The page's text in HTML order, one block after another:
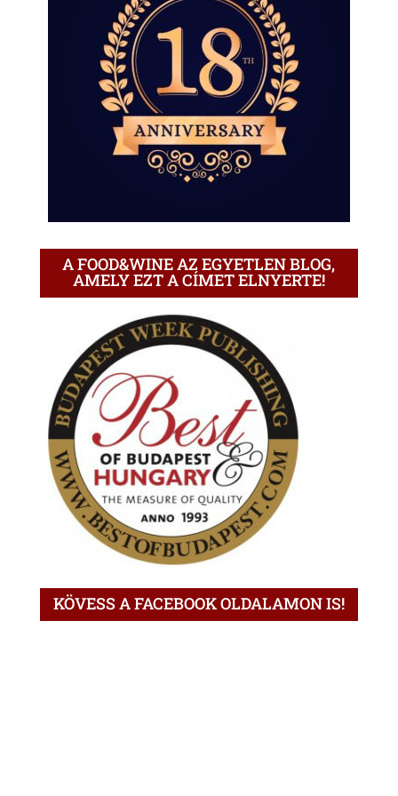
A FOOD&WINE AZ EGYETLEN BLOG,
AMELY EZT A CÍMET ELNYERTE!
KÖVESS A FACEBOOK OLDALAMON IS!